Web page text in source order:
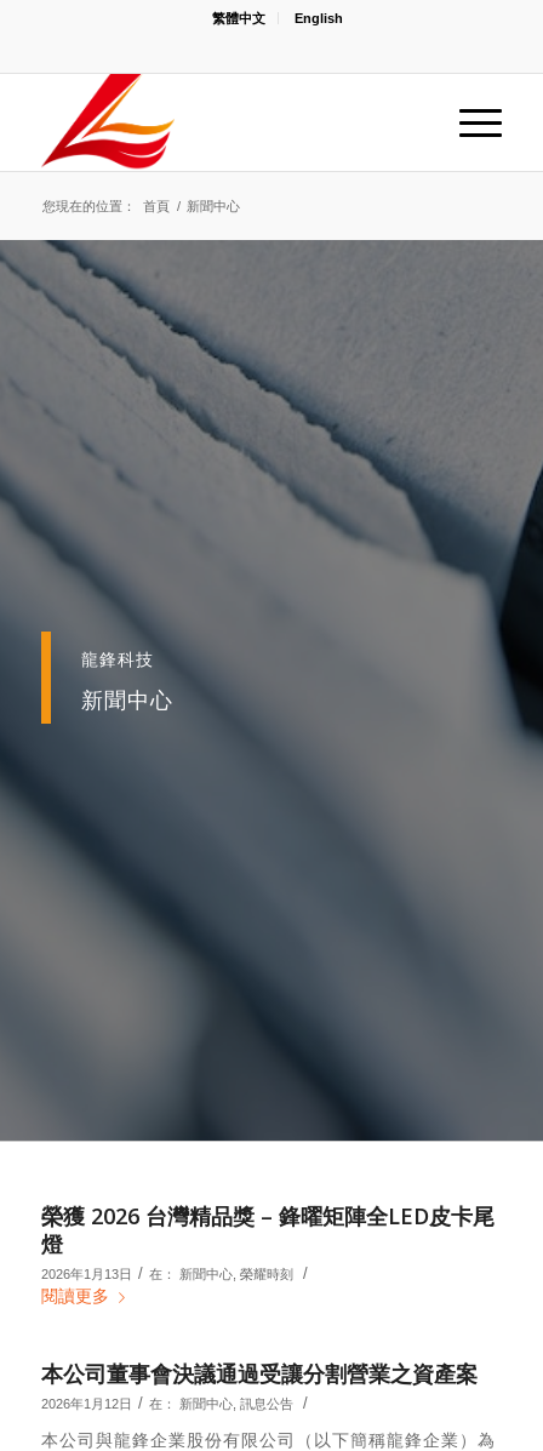
繁體中文 English
您現在的位置： 首頁 / 新聞中心
龍鋒科技
新聞中心
榮獲 2026 台灣精品獎 – 鋒曜矩陣全LED皮卡尾
燈
2026年1月13日 / 在： 新聞中心, 榮耀時刻 /
閱讀更多
本公司董事會決議通過受讓分割營業之資產案
2026年1月12日 / 在： 新聞中心, 訊息公告 /
本公司與龍鋒企業股份有限公司（以下簡稱龍鋒企業）為